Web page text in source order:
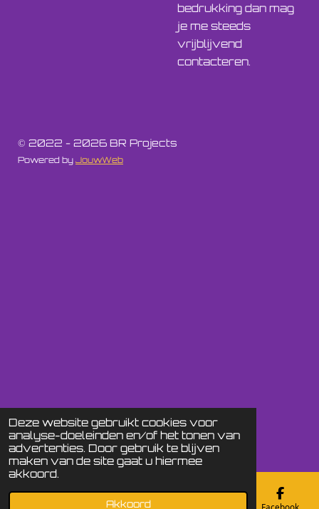
Deze website gebruikt cookies voor
analyse-doeleinden en/of het tonen van
advertenties. Door gebruik te blijven
maken van de site gaat u hiermee
akkoord.
Akkoord
bedrukking dan mag
je me steeds
vrijblijvend
contacteren.
© 2022 - 2026 BR Projects
Powered by JouwWeb